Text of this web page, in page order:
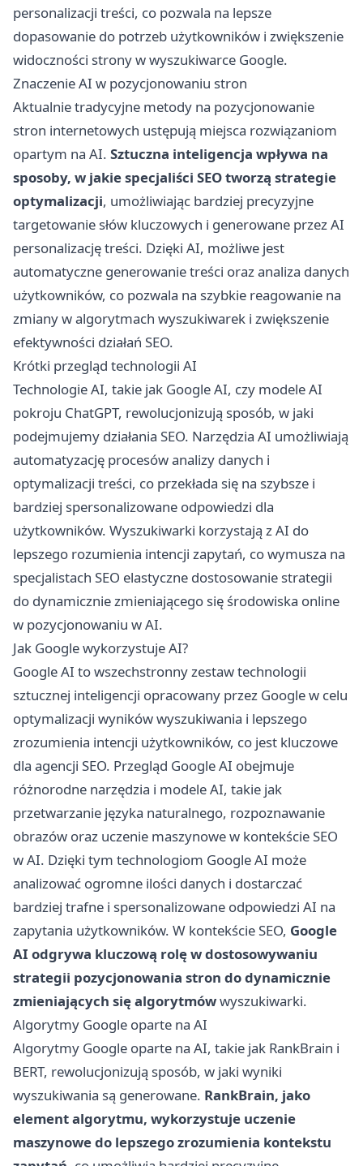
personalizacji treści, co pozwala na lepsze
dopasowanie do potrzeb użytkowników i zwiększenie
widoczności strony w wyszukiwarce Google.
Znaczenie AI w pozycjonowaniu stron
Aktualnie tradycyjne metody na pozycjonowanie
stron internetowych ustępują miejsca rozwiązaniom
opartym na AI. Sztuczna inteligencja wpływa na
sposoby, w jakie specjaliści SEO tworzą strategie
optymalizacji, umożliwiając bardziej precyzyjne
targetowanie słów kluczowych i generowane przez AI
personalizację treści. Dzięki AI, możliwe jest
automatyczne generowanie treści oraz analiza danych
użytkowników, co pozwala na szybkie reagowanie na
zmiany w algorytmach wyszukiwarek i zwiększenie
efektywności działań SEO.
Krótki przegląd technologii AI
Technologie AI, takie jak Google AI, czy modele AI
pokroju ChatGPT, rewolucjonizują sposób, w jaki
podejmujemy działania SEO. Narzędzia AI umożliwiają
automatyzację procesów analizy danych i
optymalizacji treści, co przekłada się na szybsze i
bardziej spersonalizowane odpowiedzi dla
użytkowników. Wyszukiwarki korzystają z AI do
lepszego rozumienia intencji zapytań, co wymusza na
specjalistach SEO elastyczne dostosowanie strategii
do dynamicznie zmieniającego się środowiska online
w pozycjonowaniu w AI.
Jak Google wykorzystuje AI?
Google AI to wszechstronny zestaw technologii
sztucznej inteligencji opracowany przez Google w celu
optymalizacji wyników wyszukiwania i lepszego
zrozumienia intencji użytkowników, co jest kluczowe
dla agencji SEO. Przegląd Google AI obejmuje
różnorodne narzędzia i modele AI, takie jak
przetwarzanie języka naturalnego, rozpoznawanie
obrazów oraz uczenie maszynowe w kontekście SEO
w AI. Dzięki tym technologiom Google AI może
analizować ogromne ilości danych i dostarczać
bardziej trafne i spersonalizowane odpowiedzi AI na
zapytania użytkowników. W kontekście SEO, Google
AI odgrywa kluczową rolę w dostosowywaniu
strategii pozycjonowania stron do dynamicznie
zmieniających się algorytmówwyszukiwarki.
Algorytmy Google oparte na AI
Algorytmy Google oparte na AI, takie jak RankBrain i
BERT, rewolucjonizują sposób, w jaki wyniki
wyszukiwania są generowane. RankBrain, jako
element algorytmu, wykorzystuje uczenie
maszynowe do lepszego zrozumienia kontekstu